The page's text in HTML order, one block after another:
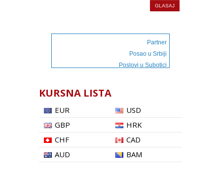
Partner
Posao u Srbiji
Poslovi u Subotici
KURSNA LISTA
EUR
USD
GBP
HRK
CHF
CAD
AUD
BAM